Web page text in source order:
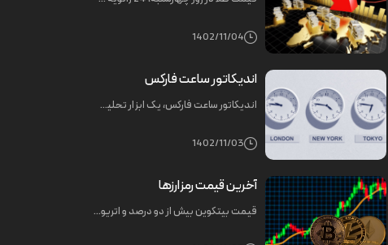
1402/11/04
اندیکاتور ساعت فارکس
اندیکاتور ساعت فارکس، یک ابزار تحلیل تکنیکال است که به معامله‌گران کمک می‌کند تا زمان‌های پرنوسان بازار را شناسایی کنند. در ادامه به بررسی ویژگی‌های اندیکاتور ساعت فارکس و نحوه استفاده ز آن میپردازیم.
1402/11/03
آخرین قیمت رمزارزها
قیمت بیتکوین بیش از دو درصد و اتریوم بیش از سه درصد سقوط کرد. بیتکوین به حداقل ۴۰ هزار و۷۲۴ دلار و اتریوم به حداقل ۲۳۷۸ دلار رسید. بعدازظهر نیز بیتکوین و اتریوم به ترتیب ۴.۲۷ و ۵.۲۱ درصد افت قیمت داشتند.